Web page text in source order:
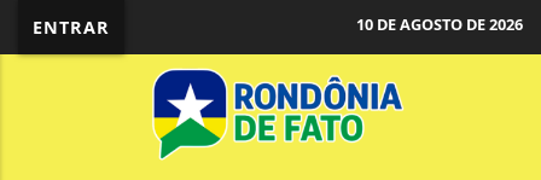
ENTRAR 10 DE AGOSTO DE 2026